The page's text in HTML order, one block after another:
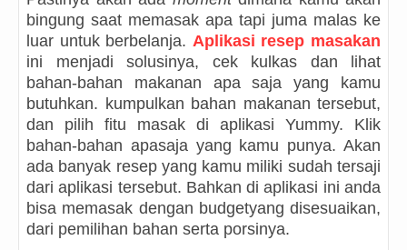
bingung saat memasak apa tapi juma malas ke
luar untuk berbelanja. Aplikasi resep masakan
ini menjadi solusinya, cek kulkas dan lihat
bahan-bahan makanan apa saja yang kamu
butuhkan. kumpulkan bahan makanan tersebut,
dan pilih fitu masak di aplikasi Yummy. Klik
bahan-bahan apasaja yang kamu punya. Akan
ada banyak resep yang kamu miliki sudah tersaji
dari aplikasi tersebut. Bahkan di aplikasi ini anda
bisa memasak dengan budgetyang disesuaikan,
dari pemilihan bahan serta porsinya.